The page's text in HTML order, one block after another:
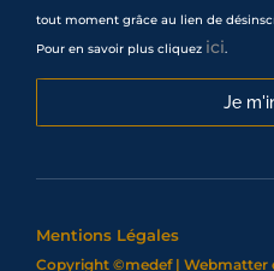
tout moment grâce au lien de
Pour en savoir plus cliquez ici.
Je
Mentions Légales
Copyright ©medef | Webmatter